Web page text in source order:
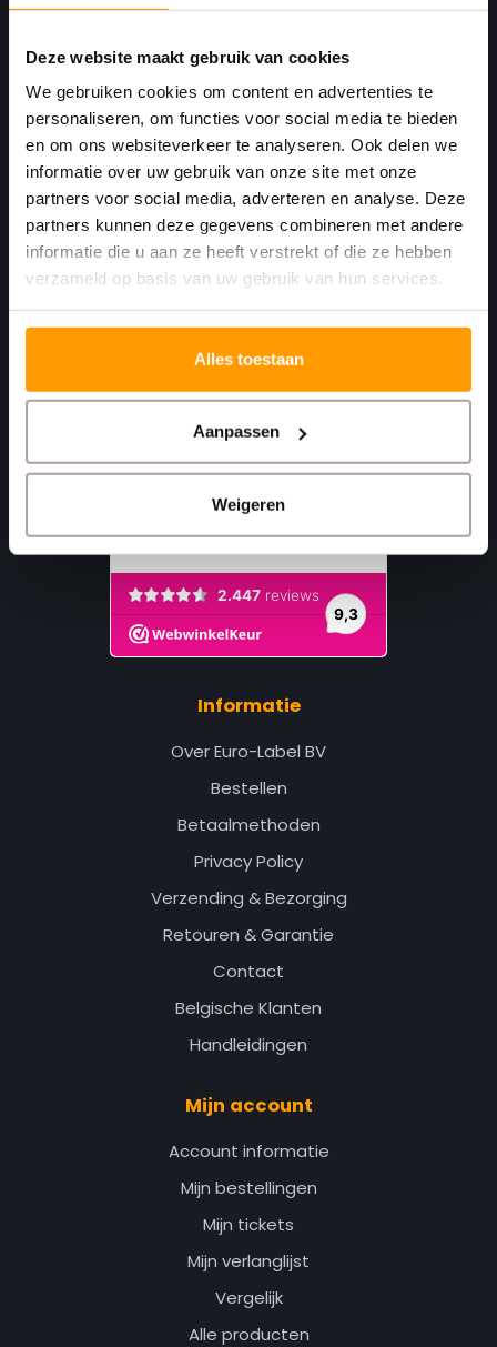
Deze website maakt gebruik van cookies
We gebruiken cookies om content en advertenties te
personaliseren, om functies voor social media te bieden
en om ons websiteverkeer te analyseren. Ook delen we
informatie over uw gebruik van onze site met onze
partners voor social media, adverteren en analyse. Deze
partners kunnen deze gegevens combineren met andere
informatie die u aan ze heeft verstrekt of die ze hebben
verzameld op basis van uw gebruik van hun services.
Alles toestaan
Aanpassen
Weigeren
Havenkant 6
4781 AA
Moerdijk Nederland
+31 (0)168 416 513
+31 (0)613461456
info@euro-label.nl
Informatie
Over Euro-Label BV
Bestellen
Betaalmethoden
Privacy Policy
Verzending & Bezorging
Retouren & Garantie
Contact
Belgische Klanten
Handleidingen
Mijn account
Account informatie
Mijn bestellingen
Mijn tickets
Mijn verlanglijst
Vergelijk
Alle producten